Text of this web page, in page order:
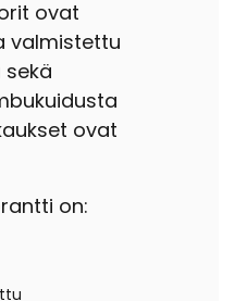
ovat
valmistettu
ovat
on: